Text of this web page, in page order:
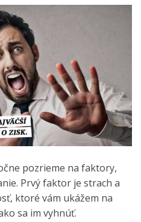
pozrieme na faktory,
Prvý faktor je strach a
ktoré vám ukážem na
sa im vyhnúť.